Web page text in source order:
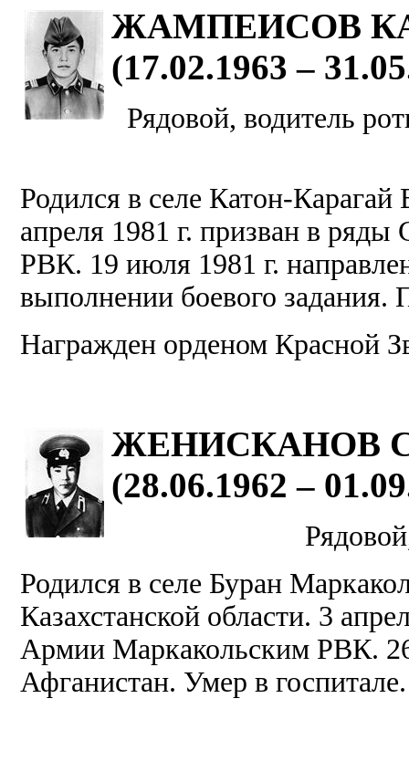
ЖАМПЕИСОВ
(17.02.1963 –
Рядовой, водитель
Родился в селе Катон-Карагай
апреля 1981 г. призван в
РВК. 19 июля 1981 г.
выполнении боевого задания.
Награжден орденом Красной
ЖЕНИСКАНОВ
(28.06.1962 –
Родился в селе Буран
Казахстанской области. 3
Армии Маркакольским РВК. 26
Афганистан. Умер в